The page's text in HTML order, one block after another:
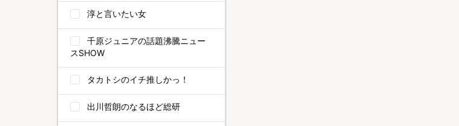
淳と言いたい女
千原ジュニアの話題沸騰ニュー
スSHOW
タカトシのイチ推しかっ！
出川哲朗のなるほど総研